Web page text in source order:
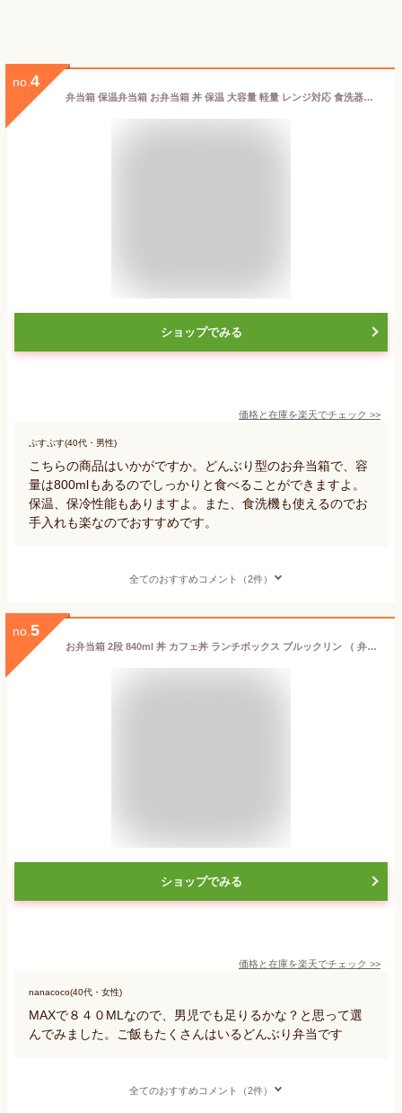
no. 4
弁当箱 保温弁当箱 お弁当箱 丼 保温 大容量 軽量 レンジ対応 食洗器対応 冷蔵 抗菌 2段 ランチボックス ランチジャー 女子 男子 女性 男性 おしゃれ 入園入学 新生活 【 アスベル ASVEL カフェ丼 保温弁当箱 HLB-CD800 】
ショップでみる
価格と在庫を楽天でチェック >>
ぷすぷす(40代・男性)
こちらの商品はいかがですか。どんぶり型のお弁当箱で、容
量は800mlもあるのでしっかりと食べることができますよ。
保温、保冷性能もありますよ。また、食洗機も使えるのでお
手入れも楽なのでおすすめです。
全てのおすすめコメント（2件）
no. 5
お弁当箱 2段 840ml 丼 カフェ丼 ランチボックス ブルックリン （ 弁当箱 どんぶり型 ランチジャー レンジ対応 食洗機対応 大容量 男子 レンジOK 食洗機OK 丼ぶり お弁当 弁当 二段 男性 ）
ショップでみる
価格と在庫を楽天でチェック >>
nanacoco(40代・女性)
MAXで８４０MLなので、男児でも足りるかな？と思って選
んでみました。ご飯もたくさんはいるどんぶり弁当です
全てのおすすめコメント（2件）